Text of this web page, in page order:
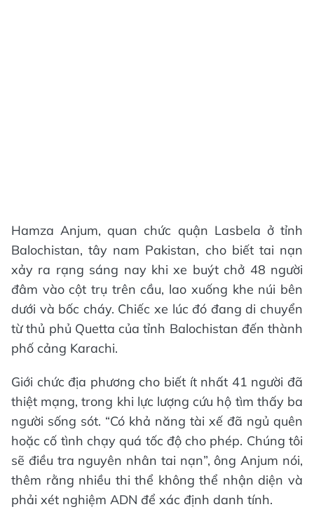
Hamza Anjum, quan chức quận Lasbela ở tỉnh
Balochistan, tây nam Pakistan, cho biết tai nạn
xảy ra rạng sáng nay khi xe buýt chở 48 người
đâm vào cột trụ trên cầu, lao xuống khe núi bên
dưới và bốc cháy. Chiếc xe lúc đó đang di chuyển
từ thủ phủ Quetta của tỉnh Balochistan đến thành
phố cảng Karachi.
Giới chức địa phương cho biết ít nhất 41 người đã
thiệt mạng, trong khi lực lượng cứu hộ tìm thấy ba
người sống sót. “Có khả năng tài xế đã ngủ quên
hoặc cố tình chạy quá tốc độ cho phép. Chúng tôi
sẽ điều tra nguyên nhân tai nạn”, ông Anjum nói,
thêm rằng nhiều thi thể không thể nhận diện và
phải xét nghiệm ADN để xác định danh tính.